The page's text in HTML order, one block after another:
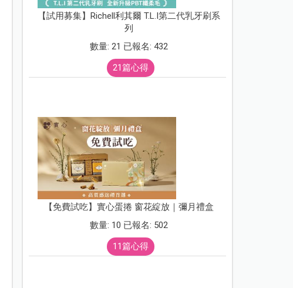
【試用募集】Richell利其爾 T.L.I第二代乳牙刷系
列
數量: 21 已報名: 432
21篇心得
【免費試吃】實心蛋捲 窗花綻放｜彌月禮盒
數量: 10 已報名: 502
11篇心得